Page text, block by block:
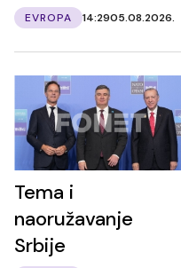
EVROPA 14:2905.08.2026.
Tema i
naoružavanje
Srbije